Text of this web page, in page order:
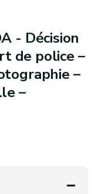
- Décision
de police –
–
–